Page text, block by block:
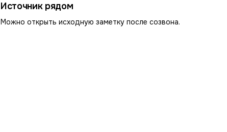
Источник рядом
Можно открыть исходную заметку после созвона.